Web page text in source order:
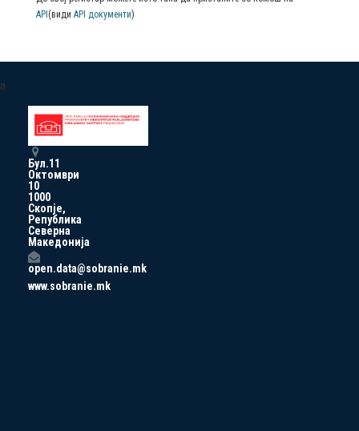
API (види API документи)
a
Бул.11
Октомври
10
1000
Скопје,
Република
Северна
Македонија
open.data@sobranie.mk
www.sobranie.mk